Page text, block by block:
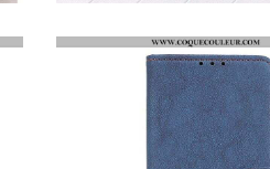
COQUE SAMSUNG GALAXY M21 VERRE TREMPÉ PREMIUM COLOR